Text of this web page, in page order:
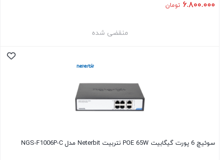
۶.۸۰۰.۰۰۰ تومان
منقضی شده
سوئیچ 6 پورت گیگابیت POE 65W نتربیت Neterbit مدل NGS-F1006P-C